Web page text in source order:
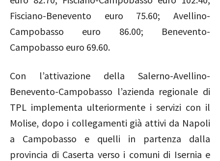
Fisciano-Benevento euro 75.60; Avellino-
Campobasso euro 86.00; Benevento-
Campobasso euro 69.60.
Con l’attivazione della Salerno-Avellino-
Benevento-Campobasso l’azienda regionale di
TPL implementa ulteriormente i servizi con il
Molise, dopo i collegamenti già attivi da Napoli
a Campobasso e quelli in partenza dalla
provincia di Caserta verso i comuni di Isernia e